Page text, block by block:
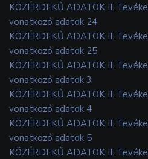
KÖZÉRDEKŰ ADATOK II.
vonatkozó adatok 24
KÖZÉRDEKŰ ADATOK II.
vonatkozó adatok 25
KÖZÉRDEKŰ ADATOK II.
vonatkozó adatok 3
KÖZÉRDEKŰ ADATOK II.
vonatkozó adatok 4
KÖZÉRDEKŰ ADATOK II.
vonatkozó adatok 5
KÖZÉRDEKŰ ADATOK II.